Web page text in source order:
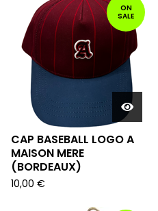
ON
SALE
CAP BASEBALL LOGO A
MAISON MERE
(BORDEAUX)
10,00 €